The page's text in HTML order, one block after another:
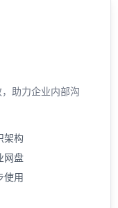
助力企业内部沟
架构
网盘
使用